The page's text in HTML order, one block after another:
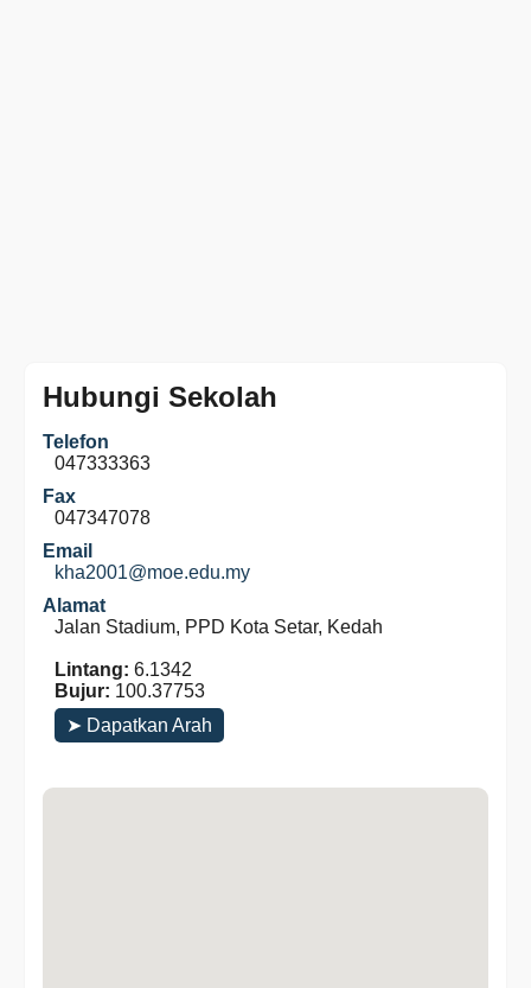
Hubungi Sekolah
Telefon
047333363
Fax
047347078
Email
kha2001@moe.edu.my
Alamat
Jalan Stadium, PPD Kota Setar, Kedah
Lintang: 6.1342
Bujur: 100.37753
➤ Dapatkan Arah